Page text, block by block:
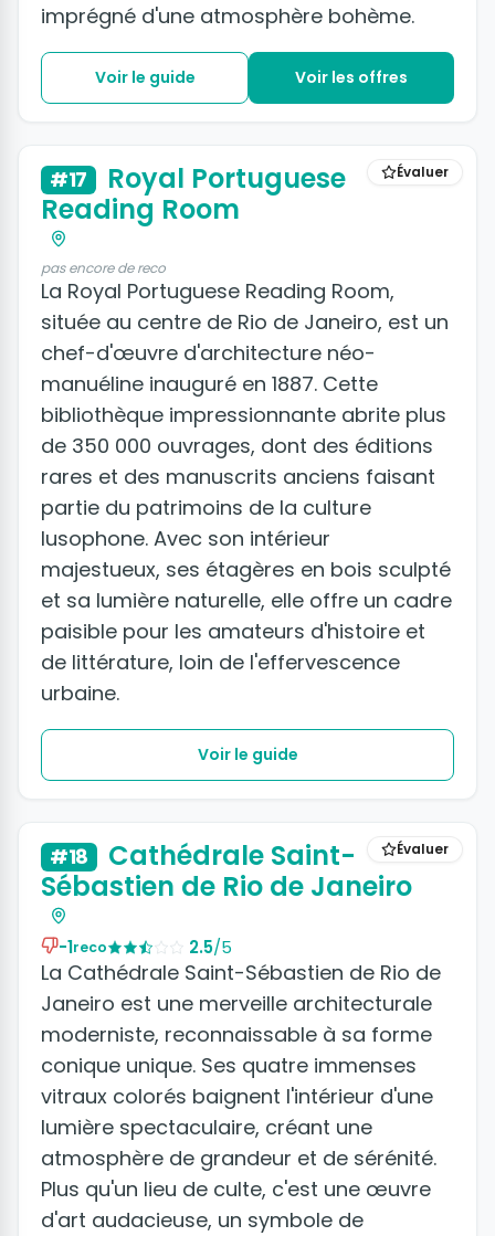
imprégné d'une atmosphère bohème.
Voir le guide Voir les offres
Évaluer
#17
Royal Portuguese
Reading Room
pas encore de reco
La Royal Portuguese Reading Room,
située au centre de Rio de Janeiro, est un
chef-d'œuvre d'architecture néo-
manuéline inauguré en 1887. Cette
bibliothèque impressionnante abrite plus
de 350 000 ouvrages, dont des éditions
rares et des manuscrits anciens faisant
partie du patrimoins de la culture
lusophone. Avec son intérieur
majestueux, ses étagères en bois sculpté
et sa lumière naturelle, elle offre un cadre
paisible pour les amateurs d'histoire et
de littérature, loin de l'effervescence
urbaine.
Voir le guide
Évaluer
#18
Cathédrale Saint-
Sébastien de Rio de Janeiro
-1reco 2.5/5
La Cathédrale Saint-Sébastien de Rio de
Janeiro est une merveille architecturale
moderniste, reconnaissable à sa forme
conique unique. Ses quatre immenses
vitraux colorés baignent l'intérieur d'une
lumière spectaculaire, créant une
atmosphère de grandeur et de sérénité.
Plus qu'un lieu de culte, c'est une œuvre
d'art audacieuse, un symbole de